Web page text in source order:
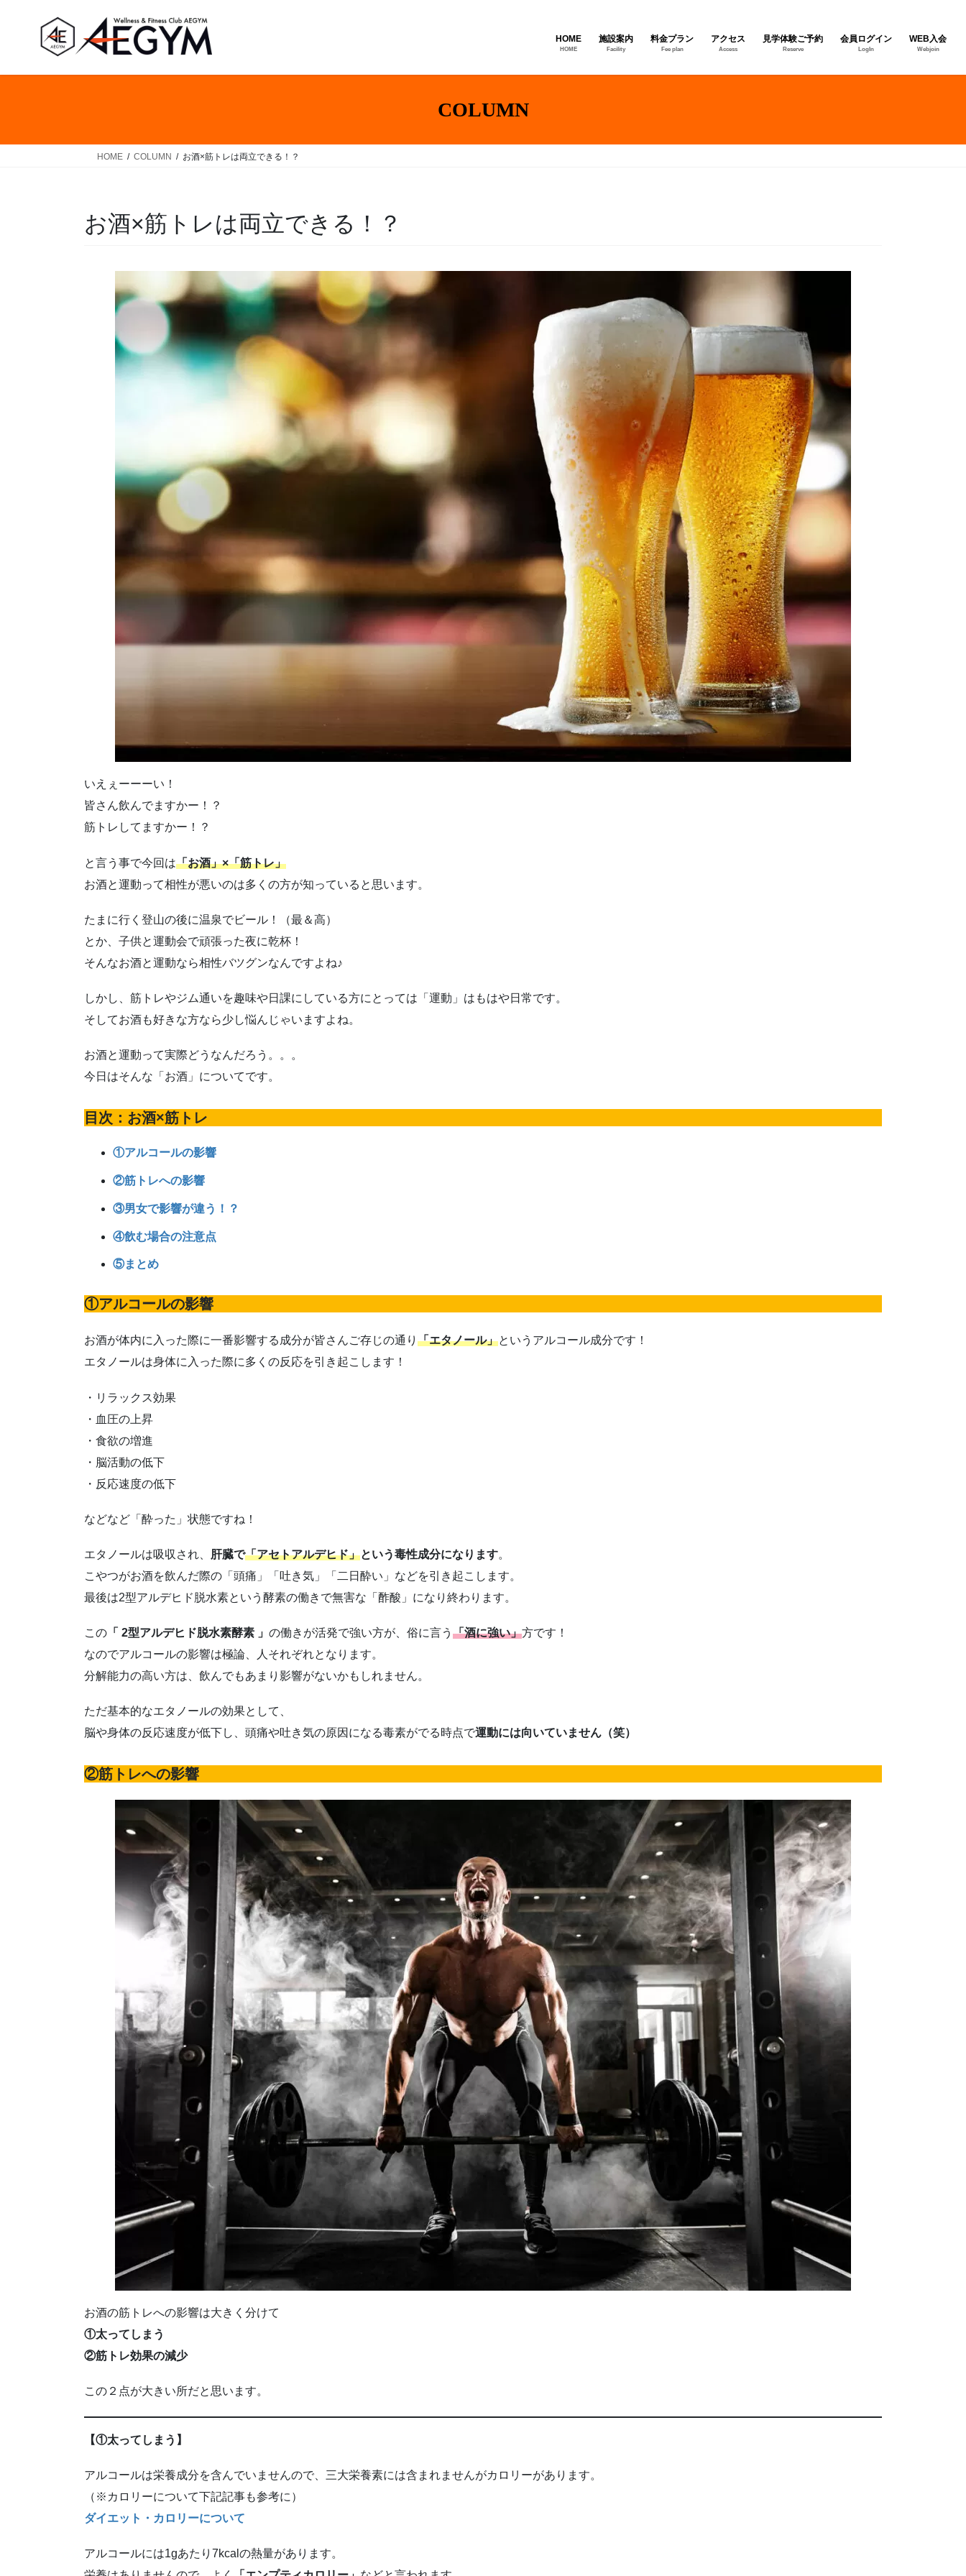
ツ
ッ
シ
移
HOME
HOME
施設案内
Facility
料金プラン
Fee plan
アクセス
Access
見学体験ご予約
Reserve
会員ログイン
LogIn
WEB入会
Webjoin
COLUMN
HOME COLUMN お酒×筋トレは両立できる！？
お酒×筋トレは両立できる！？
いえぇーーーい！
皆さん飲んでますかー！？
筋トレしてますかー！？
と言う事で今回は「お酒」×「筋トレ」
お酒と運動って相性が悪いのは多くの方が知っていると思います。
たまに行く登山の後に温泉でビール！（最＆高）
とか、子供と運動会で頑張った夜に乾杯！
そんなお酒と運動なら相性バツグンなんですよね♪
しかし、筋トレやジム通いを趣味や日課にしている方にとっては「運動」はもはや日常です。
そしてお酒も好きな方なら少し悩んじゃいますよね。
お酒と運動って実際どうなんだろう。。。
今日はそんな「お酒」についてです。
目次：お酒×筋トレ
①アルコールの影響
②筋トレへの影響
③男女で影響が違う！？
④飲む場合の注意点
⑤まとめ
①アルコールの影響
お酒が体内に入った際に一番影響する成分が皆さんご存じの通り 「エタノール」というアルコール成分です！
エタノールは身体に入った際に多くの反応を引き起こします！
・リラックス効果
・血圧の上昇
・食欲の増進
・脳活動の低下
・反応速度の低下
などなど「酔った」状態ですね！
エタノールは吸収され、 肝臓で「アセトアルデヒド」という毒性成分になります。
こやつがお酒を飲んだ際の「頭痛」「吐き気」「二日酔い」などを引き起こします。
最後は2型アルデヒド脱水素という酵素の働きで無害な「酢酸」になり終わります。
この 「 2型アルデヒド脱水素酵素 」 の働きが活発で強い方が、俗に言う 「酒に強い」方です！
なのでアルコールの影響は極論、人それぞれとなります。
分解能力の高い方は、飲んでもあまり影響がないかもしれません。
ただ基本的なエタノールの効果として、
脳や身体の反応速度が低下し、頭痛や吐き気の原因になる毒素がでる時点で運動には向いていません（笑）
②筋トレへの影響
お酒の筋トレへの影響は大きく分けて
①太ってしまう
②筋トレ効果の減少
この２点が大きい所だと思います。
【①太ってしまう】
アルコールは栄養成分を含んでいませんので、三大栄養素には含まれませんがカロリーがあります。
（※カロリーについて下記記事も参考に）
ダイエット・カロリーについて
アルコールには1gあたり7kcalの熱量があります。